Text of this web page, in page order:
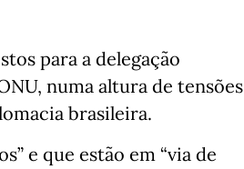
para a delegação
numa altura de tensões
brasileira.
e que estão em “via de